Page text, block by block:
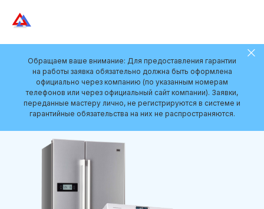
Обращаем ваше внимание: Для предоставления гарантии
на работы заявка обязательно должна быть оформлена
официально через компанию (по указанным номерам
телефонов или через официальный сайт компании). Заявки,
переданные мастеру лично, не регистрируются в системе и
гарантийные обязательства на них не распространяются.